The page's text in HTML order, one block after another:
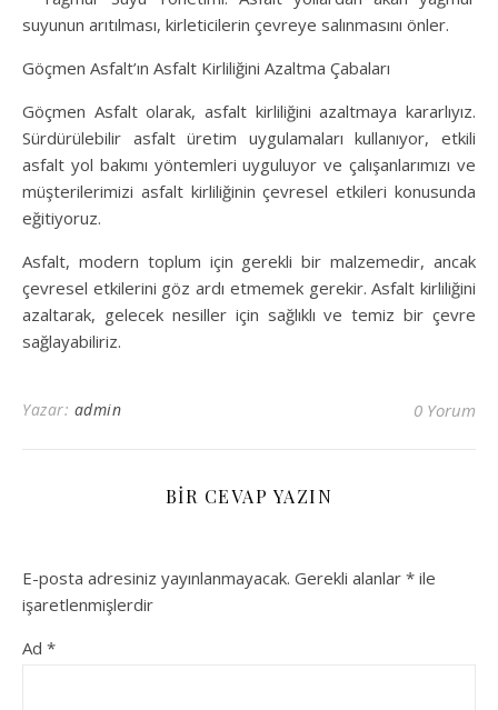
suyunun arıtılması, kirleticilerin çevreye salınmasını önler.
Göçmen Asfalt’ın Asfalt Kirliliğini Azaltma Çabaları
Göçmen Asfalt olarak, asfalt kirliliğini azaltmaya kararlıyız.
Sürdürülebilir asfalt üretim uygulamaları kullanıyor, etkili
asfalt yol bakımı yöntemleri uyguluyor ve çalışanlarımızı ve
müşterilerimizi asfalt kirliliğinin çevresel etkileri konusunda
eğitiyoruz.
Asfalt, modern toplum için gerekli bir malzemedir, ancak
çevresel etkilerini göz ardı etmemek gerekir. Asfalt kirliliğini
azaltarak, gelecek nesiller için sağlıklı ve temiz bir çevre
sağlayabiliriz.
Yazar: admin 0 Yorum
BIR CEVAP YAZIN
E-posta adresiniz yayınlanmayacak. Gerekli alanlar * ile
işaretlenmişlerdir
Ad *